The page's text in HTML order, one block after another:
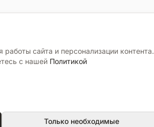
сайта и персонализации контента.
с нашей Политикой
Только необходимые